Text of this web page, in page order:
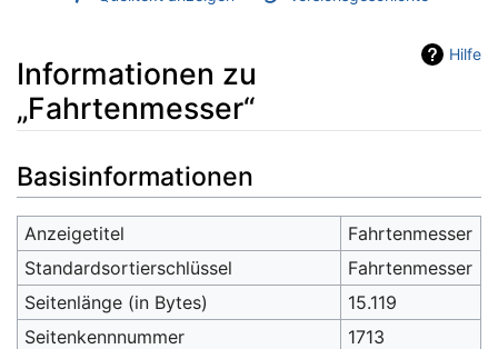
Hilfe
Informationen zu
„Fahrtenmesser“
Wechseln zu: Navigation
Basisinformationen
Anzeigetitel
Fahrtenmesser
Standardsortierschlüssel
Fahrtenmesser
Seitenlänge (in Bytes)
15.119
Seitenkennnummer
1713